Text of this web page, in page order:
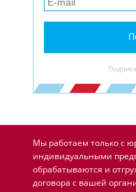
Мы работаем только с
индивидуальными
обрабатываются и
договора с вашей